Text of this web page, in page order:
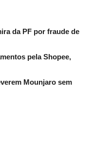
da PF por fraude de
pela Shopee,
Mounjaro sem